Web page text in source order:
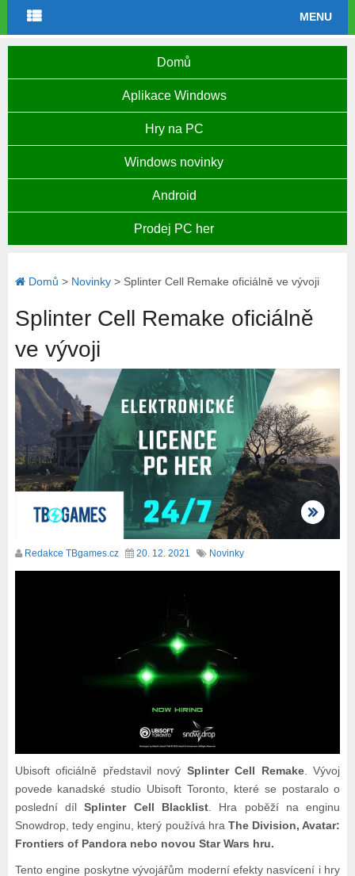
MENU
Domů
Aplikace Windows
Hry na PC
Windows novinky
Android
Prodej PC her
Domů > Novinky> Splinter Cell Remake oficiálně ve vývoji
Splinter Cell Remake oficiálně
ve vývoji
Redakce TBgames.cz 20. 12. 2021 Novinky
Ubisoft oficiálně představil nový Splinter Cell Remake. Vývoj
povede kanadské studio Ubisoft Toronto, které se postaralo o
poslední dílSplinter Cell Blacklist . Hra poběží na enginu
Snowdrop, tedy enginu, který používá hra The Division, Avatar:
Frontiers of Pandora nebo novou Star Wars hru.
Tento engine poskytne vývojářům moderní efekty nasvícení i hry